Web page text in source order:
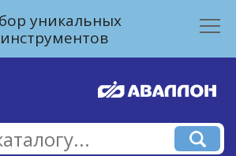
уникальных